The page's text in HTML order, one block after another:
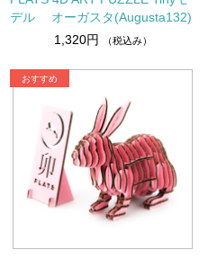
デル オーガスタ(Augusta132)
1,320円
（税込み）